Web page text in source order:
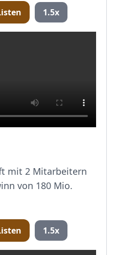
1.5x
mit 2 Mitarbeitern
von 180 Mio.
1.5x